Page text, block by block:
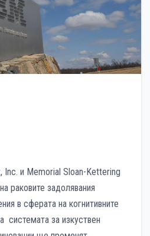
Inc. и Memorial Sloan-Kettering
раковите задолявания
в сферата на когнитивните
системата за изкуствен